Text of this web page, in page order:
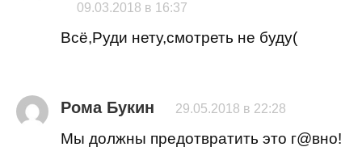
09.03.2018 в 16:37
Всё,Руди нету,смотреть не буду(
Рома Букин 29.05.2018 в 22:28
Мы должны предотвратить это г@вно!